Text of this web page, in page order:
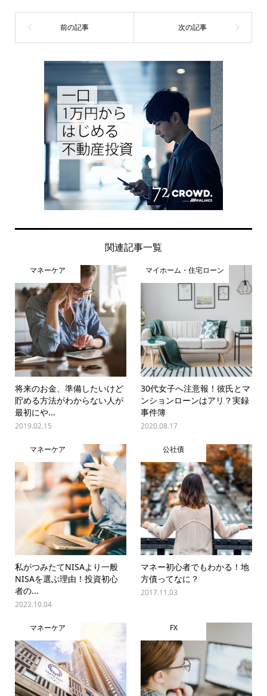
関連記事一覧
マネーケア
将来のお金、準備したいけど
貯める方法がわからない人が
最初にや...
2019.02.15
マイホーム・住宅ローン
30代女子へ注意報！彼氏とマ
ンションローンはアリ？実録
事件簿
2020.08.17
マネーケア
私がつみたてNISAより一般
NISAを選ぶ理由！投資初心
者の...
2022.10.04
公社債
マネー初心者でもわかる！地
方債ってなに？
2017.11.03
マネーケア FX